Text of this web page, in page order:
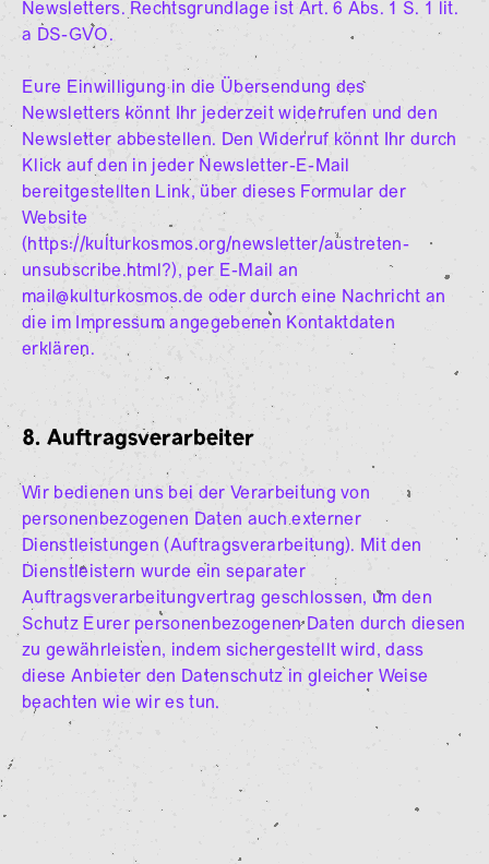
Newsletters. Rechtsgrundlage ist Art. 6 Abs. 1 S. 1 lit.
a DS-GVO.
Eure Einwilligung in die Übersendung des
Newsletters könnt Ihr jederzeit widerrufen und den
Newsletter abbestellen. Den Widerruf könnt Ihr durch
Klick auf den in jeder Newsletter-E-Mail
bereitgestellten Link, über dieses Formular der
Website
(https://kulturkosmos.org/newsletter/austreten-
unsubscribe.html?), per E-Mail an
mail@kulturkosmos.de oder durch eine Nachricht an
die im Impressum angegebenen Kontaktdaten
erklären.
8. Auftragsverarbeiter
Wir bedienen uns bei der Verarbeitung von
personenbezogenen Daten auch externer
Dienstleistungen (Auftragsverarbeitung). Mit den
Dienstleistern wurde ein separater
Auftragsverarbeitungvertrag geschlossen, um den
Schutz Eurer personenbezogenen Daten durch diesen
zu gewährleisten, indem sichergestellt wird, dass
diese Anbieter den Datenschutz in gleicher Weise
beachten wie wir es tun.